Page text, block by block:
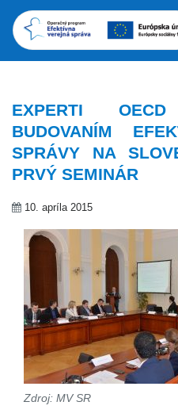
EXPERTI
BUDOVANÍM
SPRÁVY NA
PRVÝ SEMINÁR
10. apríla 2015
Zdroj: MV SR